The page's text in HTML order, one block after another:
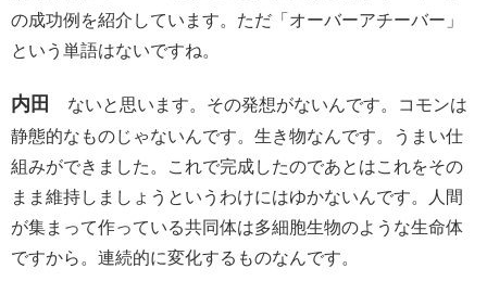
の成功例を紹介しています。ただ「オーバーアチーバー」
という単語はないですね。
内田
ないと思います。その発想がないんです。コモンは
静態的なものじゃないんです。生き物なんです。うまい仕
組みができました。これで完成したのであとはこれをその
まま維持しましょうというわけにはゆかないんです。人間
が集まって作っている共同体は多細胞生物のような生命体
ですから。連続的に変化するものなんです。